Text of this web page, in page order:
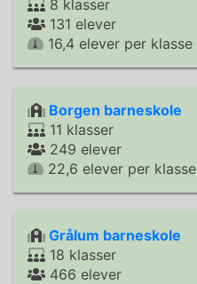
8 klasser
131 elever
16,4 elever per klasse
Borgen barneskole
11 klasser
249 elever
22,6 elever per klasse
Grålum barneskole
18 klasser
466 elever